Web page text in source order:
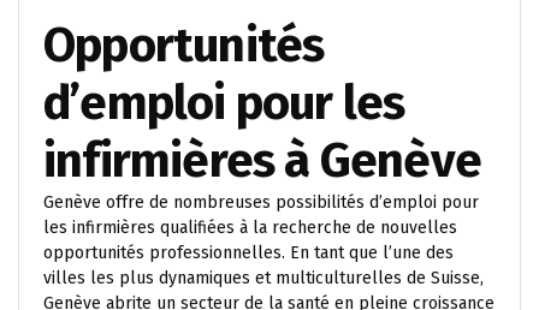
Opportunités
d’emploi pour les
infirmières à Genève
Genève offre de nombreuses possibilités d’emploi pour
les infirmières qualifiées à la recherche de nouvelles
opportunités professionnelles. En tant que l’une des
villes les plus dynamiques et multiculturelles de Suisse,
Genève abrite un secteur de la santé en pleine croissance